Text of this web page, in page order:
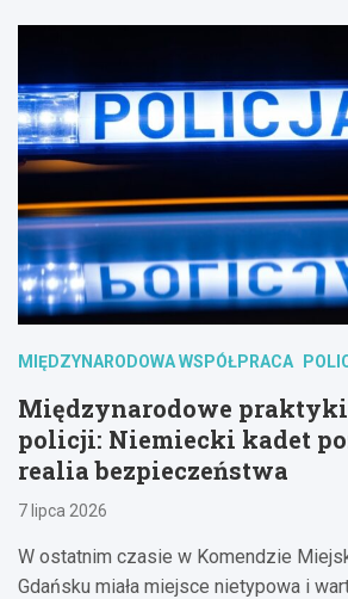
MIĘDZYNARODOWA WSPÓŁPRACA
Międzynarodowe
policji: Niemiecki kadet
realia bezpieczeństwa
7 lipca 2026
W ostatnim czasie w Komendzie
Gdańsku miała miejsce nietypowa i